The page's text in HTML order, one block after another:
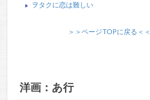
ヲタクに恋は難しい
＞＞ページTOPに戻る＜＜
洋画：あ行